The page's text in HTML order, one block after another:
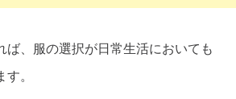
ば、服の選択が日常生活においても
。